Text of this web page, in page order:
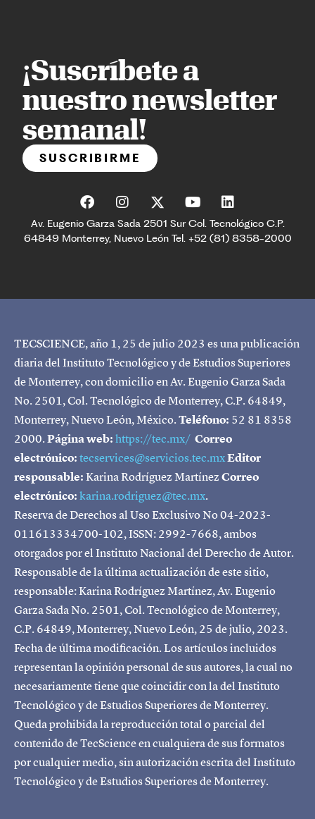
¡Suscríbete a
nuestro newsletter
semanal!
SUSCRIBIRME
Av. Eugenio Garza Sada 2501 Sur Col. Tecnológico C.P.
64849 Monterrey, Nuevo León Tel. +52 (81) 8358-2000
TECSCIENCE, año 1, 25 de julio 2023 es una publicación
diaria del Instituto Tecnológico y de Estudios Superiores
de Monterrey, con domicilio en Av. Eugenio Garza Sada
No. 2501, Col. Tecnológico de Monterrey, C.P. 64849,
Monterrey, Nuevo León, México.Teléfono: 52 81 8358
2000.Página web:https://tec.mx/ Correo
electrónico:tecservices@servicios.tec.mxEditor
responsable:Karina Rodríguez MartínezCorreo
electrónico:karina.rodriguez@tec.mx.
Reserva de Derechos al Uso Exclusivo No 04-2023-
011613334700-102, ISSN: 2992-7668, ambos
otorgados por el Instituto Nacional del Derecho de Autor.
Responsable de la última actualización de este sitio,
responsable: Karina Rodríguez Martínez, Av. Eugenio
Garza Sada No. 2501, Col. Tecnológico de Monterrey,
C.P. 64849, Monterrey, Nuevo León, 25 de julio, 2023.
Fecha de última modificación. Los artículos incluidos
representan la opinión personal de sus autores, la cual no
necesariamente tiene que coincidir con la del Instituto
Tecnológico y de Estudios Superiores de Monterrey.
Queda prohibida la reproducción total o parcial del
contenido de TecScience en cualquiera de sus formatos
por cualquier medio, sin autorización escrita del Instituto
Tecnológico y de Estudios Superiores de Monterrey.